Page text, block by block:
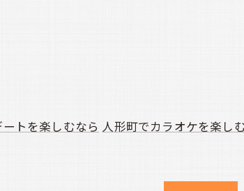
トを楽しむなら 人形町でカラオケを楽し